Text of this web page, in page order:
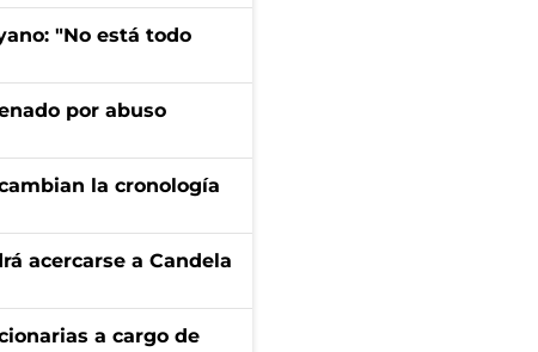
"No está todo
por abuso
la cronología
acercarse a Candela
a cargo de